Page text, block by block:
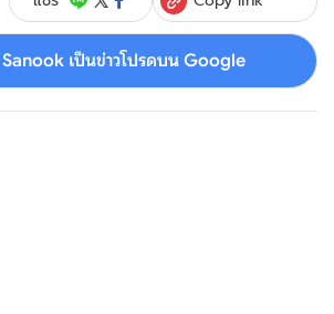
เป็นข่าวโปรดบน Google